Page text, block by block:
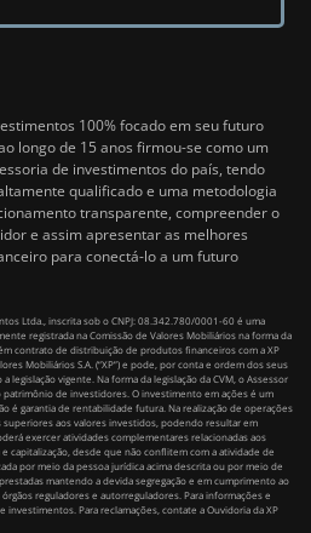
100% focado em seu futuro
longo de 15 anos firmou-se como um
de investimentos do país, tendo
qualificado e uma metodologia
transparente, compreender o
e assim apresentar as melhores
para conectá-lo a um futuro
Ltda., inscrita sob o CNPJ: 08.342.780/0001-60 é uma
registrada na Comissão de Valores Mobiliários na forma da
contrato de distribuição de produtos financeiros com a XP
Mobiliários S.A. (“XP”) e pode, por conta e ordem dos seus
legislação vigente. Na forma da legislação da CVM, o Assessor
de investidores. O investimento em ações é um
é garantia de rentabilidade futura. Na realização de operações
aos valores investidos, podendo resultar em
exercer atividades complementares relacionadas aos
capitalização, desde que não conflitem com a atividade de
por meio da pessoa jurídica acima descrita ou por meio de
mantendo a devida segregação e em cumprimento ao
reguladores e autorreguladores. Para informações e
Para reclamações, contate a Ouvidoria da XP